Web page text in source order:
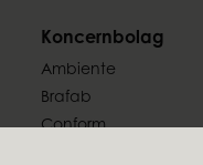
Koncernbolag
Ambiente
Brafab
Conform